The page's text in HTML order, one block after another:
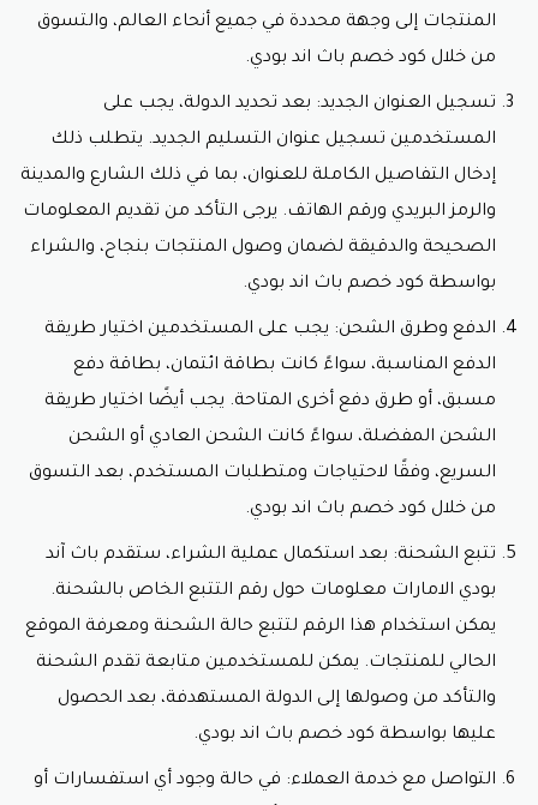
المنتجات إلى وجهة محددة في جميع أنحاء العالم، والتسوق
من خلال كود خصم باث اند بودي.
تسجيل العنوان الجديد: بعد تحديد الدولة، يجب على
المستخدمين تسجيل عنوان التسليم الجديد. يتطلب ذلك
إدخال التفاصيل الكاملة للعنوان، بما في ذلك الشارع والمدينة
والرمز البريدي ورقم الهاتف. يرجى التأكد من تقديم المعلومات
الصحيحة والدقيقة لضمان وصول المنتجات بنجاح، والشراء
بواسطة كود خصم باث اند بودي.
الدفع وطرق الشحن: يجب على المستخدمين اختيار طريقة
الدفع المناسبة، سواءً كانت بطاقة ائتمان، بطاقة دفع
مسبق، أو طرق دفع أخرى المتاحة. يجب أيضًا اختيار طريقة
الشحن المفضلة، سواءً كانت الشحن العادي أو الشحن
السريع، وفقًا لاحتياجات ومتطلبات المستخدم، بعد التسوق
من خلال كود خصم باث اند بودي.
تتبع الشحنة: بعد استكمال عملية الشراء، ستقدم باث آند
بودي الامارات معلومات حول رقم التتبع الخاص بالشحنة.
يمكن استخدام هذا الرقم لتتبع حالة الشحنة ومعرفة الموقع
الحالي للمنتجات. يمكن للمستخدمين متابعة تقدم الشحنة
والتأكد من وصولها إلى الدولة المستهدفة، بعد الحصول
عليها بواسطة كود خصم باث اند بودي.
التواصل مع خدمة العملاء: في حالة وجود أي استفسارات أو